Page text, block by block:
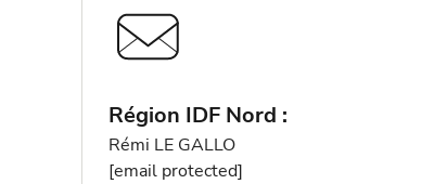
Région IDF Nord :
Rémi LE GALLO
[email protected]